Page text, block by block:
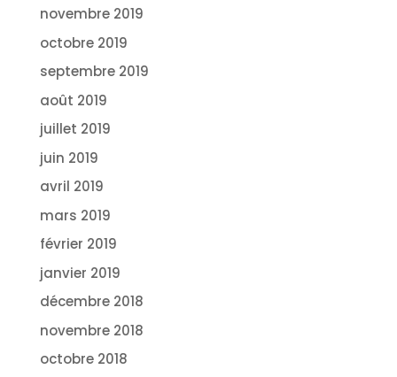
novembre 2019
octobre 2019
septembre 2019
août 2019
juillet 2019
juin 2019
avril 2019
mars 2019
février 2019
janvier 2019
décembre 2018
novembre 2018
octobre 2018